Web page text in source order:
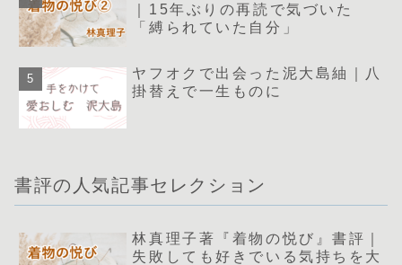
｜15年ぶりの再読で気づいた
「縛られていた自分」
ヤフオクで出会った泥大島紬｜八
掛替えで一生ものに
書評の人気記事セレクション
林真理子著『着物の悦び』書評｜
失敗しても好きでいる気持ちを大